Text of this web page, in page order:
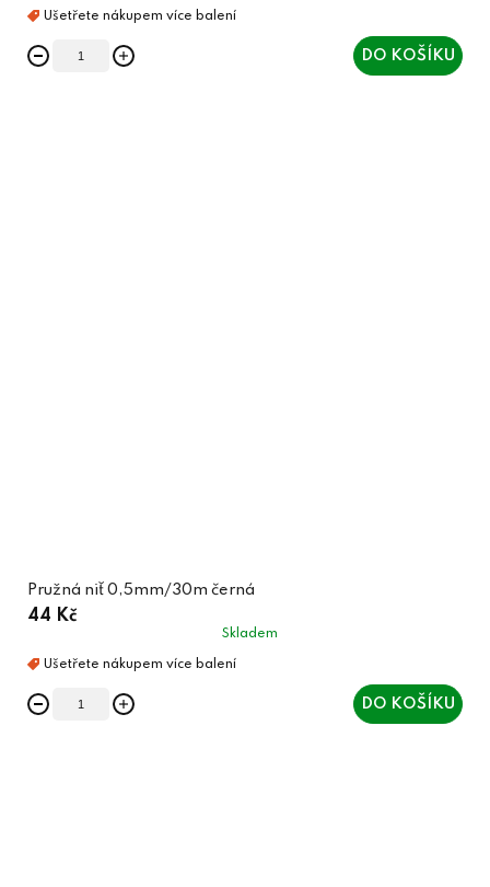
DO KOŠÍKU
Pružná niť 0,5mm/30m černá
44 Kč
Skladem
DO KOŠÍKU